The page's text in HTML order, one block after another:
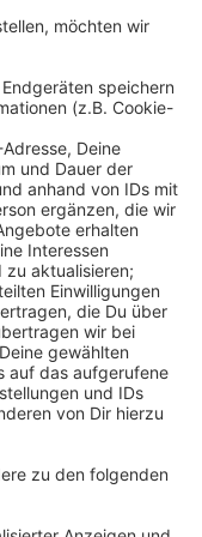
ein Betrüger
Menschen
Die Polizei
Polizei auch
Sie konnte
Zu Schaden
nicht.